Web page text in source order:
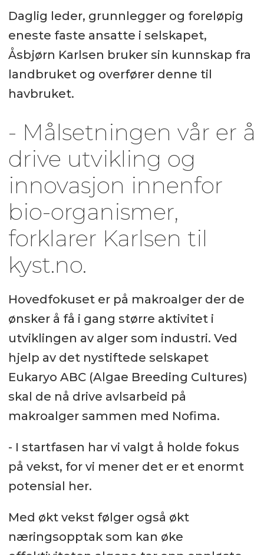
Daglig leder, grunnlegger og foreløpig
eneste faste ansatte i selskapet,
Åsbjørn Karlsen bruker sin kunnskap fra
landbruket og overfører denne til
havbruket.
- Målsetningen vår er å
drive utvikling og
innovasjon innenfor
bio-organismer,
forklarer Karlsen til
kyst.no.
Hovedfokuset er på makroalger der de
ønsker å få i gang større aktivitet i
utviklingen av alger som industri. Ved
hjelp av det nystiftede selskapet
Eukaryo ABC (Algae Breeding Cultures)
skal de nå drive avlsarbeid på
makroalger sammen med Nofima.
- I startfasen har vi valgt å holde fokus
på vekst, for vi mener det er et enormt
potensial her.
Med økt vekst følger også økt
næringsopptak som kan øke